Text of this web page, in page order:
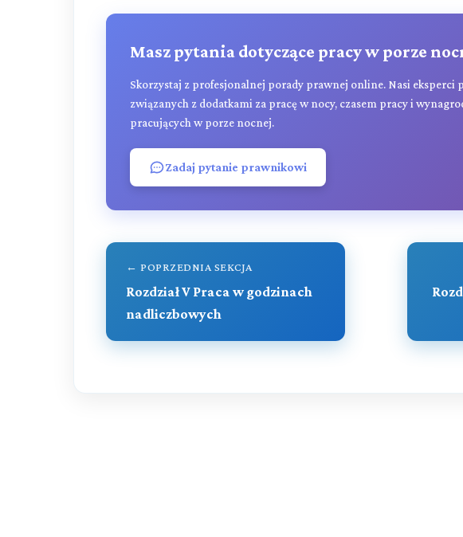
Masz pytania dotyczące pracy w porze
Skorzystaj z profesjonalnej porady prawnej online. Nasi eksperci
związanych z dodatkami za pracę w nocy, czasem pracy i
pracujących w porze nocnej.
Zadaj pytanie prawnikowi
← POPRZEDNIA SEKCJA
Rozdział V Praca w godzinach
nadliczbowych